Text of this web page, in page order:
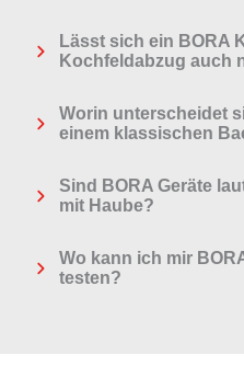
Lässt sich ein BORA
Kochfeldabzug auch
Worin unterscheidet
einem klassischen
Sind BORA Geräte
mit Haube?
Wo kann ich mir
testen?